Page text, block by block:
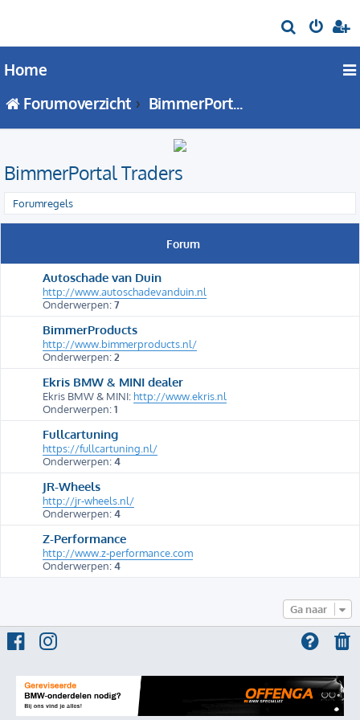
o
Home
Forumoverzicht
BimmerPortal Traders
BimmerPortal Traders
Forumregels
Forum
Autoschade van Duin
http://www.autoschadevanduin.nl
Onderwerpen:7
BimmerProducts
http://www.bimmerproducts.nl/
Onderwerpen:2
Ekris BMW & MINI dealer
Ekris BMW & MINI: http://www.ekris.nl
Onderwerpen:1
Fullcartuning
https://fullcartuning.nl/
Onderwerpen:4
JR-Wheels
http://jr-wheels.nl/
Onderwerpen:4
Z-Performance
http://www.z-performance.com
Onderwerpen:4
Ga naar